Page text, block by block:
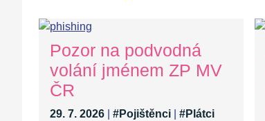
Pozor na podvodná
volání jménem ZP MV
ČR
29. 7. 2026 #Pojištěnci
#Plátci